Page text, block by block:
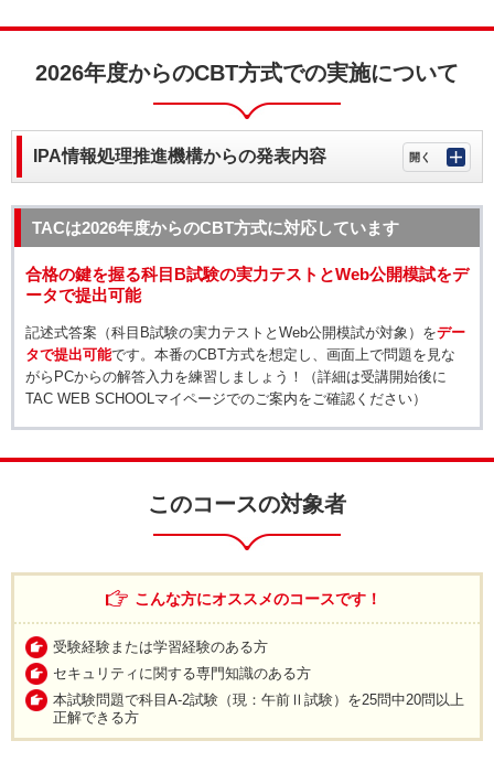
2026年度からのCBT方式での実施について
IPA情報処理推進機構からの発表内容
TACは2026年度からのCBT方式に対応しています
合格の鍵を握る科目B試験の実力テストとWeb公開模試をデ
ータで提出可能
記述式答案（科目B試験の実力テストとWeb公開模試が対象）をデー
タで提出可能です。本番のCBT方式を想定し、画面上で問題を見な
がらPCからの解答入力を練習しましょう！（詳細は受講開始後に
TAC WEB SCHOOLマイページでのご案内をご確認ください）
このコースの対象者
こんな方にオススメのコースです！
受験経験または学習経験のある方
セキュリティに関する専門知識のある方
本試験問題で科目A-2試験（現：午前Ⅱ試験）を25問中20問以上
正解できる方